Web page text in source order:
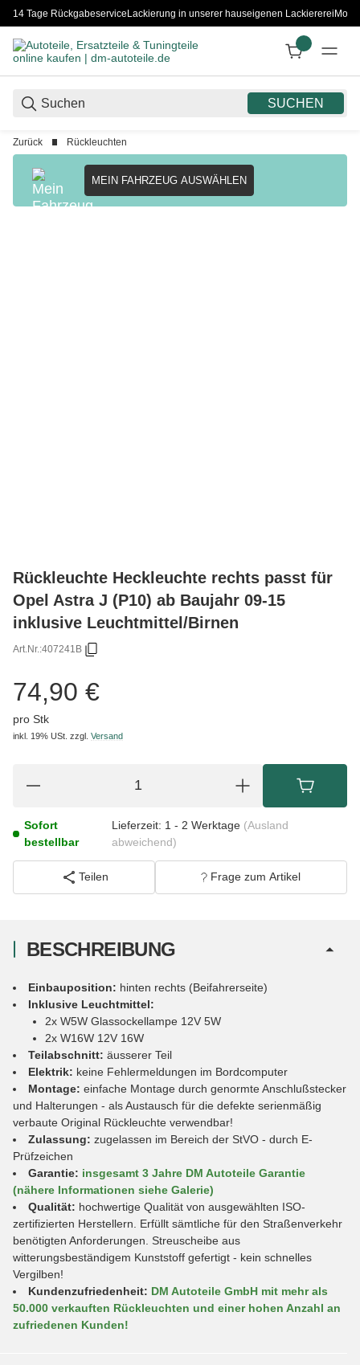
14 Tage RückgabeserviceLackierung in unserer hauseigenen Lackiererei
SUCHEN
Zurück Rückleuchten
MEIN FAHRZEUG AUSWÄHLEN
Rückleuchte Heckleuchte rechts passt für
Opel Astra J (P10) ab Baujahr 09-15
inklusive Leuchtmittel/Birnen
Art.Nr.:407241B
74,90 €
pro Stk
inkl. 19% USt. zzgl. Versand
Sofort
bestellbar
Lieferzeit: 1 - 2 Werktage (Ausland
abweichend)
Teilen Frage zum Artikel
BESCHREIBUNG
Einbauposition: hinten rechts (Beifahrerseite)
Inklusive Leuchtmittel:
2x W5W Glassockellampe 12V 5W
2x W16W 12V 16W
Teilabschnitt: äusserer Teil
Elektrik: keine Fehlermeldungen im Bordcomputer
Montage: einfache Montage durch genormte Anschlußstecker
und Halterungen - als Austausch für die defekte serienmäßig
verbaute Original Rückleuchte verwendbar!
Zulassung: zugelassen im Bereich der StVO - durch E-
Prüfzeichen
Garantie: insgesamt 3 Jahre DM Autoteile Garantie
(nähere Informationen siehe Galerie)
Qualität: hochwertige Qualität von ausgewählten ISO-
zertifizierten Herstellern. Erfüllt sämtliche für den Straßenverkehr
benötigten Anforderungen. Streuscheibe aus
witterungsbeständigem Kunststoff gefertigt - kein schnelles
Vergilben!
Kundenzufriedenheit: DM Autoteile GmbH mit mehr als
50.000 verkauften Rückleuchten und einer hohen Anzahl an
zufriedenen Kunden!